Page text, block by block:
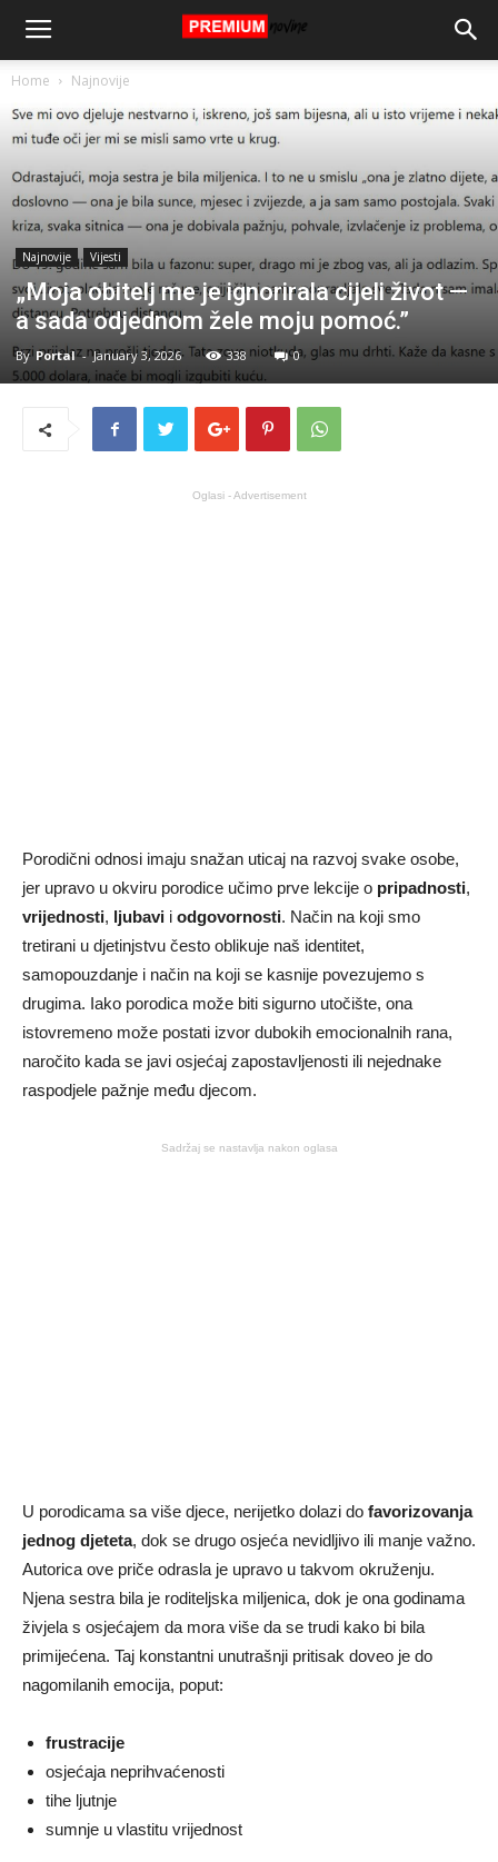
Home Najnovije
Najnovije Vijesti
„Moja obitelj me je ignorirala cijeli život —
a sada odjednom žele moju pomoć.”
By Portal - January 3, 2026 338 0
Oglasi - Advertisement
Porodični odnosi imaju snažan uticaj na razvoj svake osobe,
jer upravo u okviru porodice učimo prve lekcije o pripadnosti,
vrijednosti, ljubavi i odgovornosti. Način na koji smo
tretirani u djetinjstvu često oblikuje naš identitet,
samopouzdanje i način na koji se kasnije povezujemo s
drugima. Iako porodica može biti sigurno utočište, ona
istovremeno može postati izvor dubokih emocionalnih rana,
naročito kada se javi osjećaj zapostavljenosti ili nejednake
raspodjele pažnje među djecom.
Sadržaj se nastavlja nakon oglasa
U porodicama sa više djece, nerijetko dolazi do favorizovanja
jednog djeteta, dok se drugo osjeća nevidljivo ili manje važno.
Autorica ove priče odrasla je upravo u takvom okruženju.
Njena sestra bila je roditeljska miljenica, dok je ona godinama
živjela s osjećajem da mora više da se trudi kako bi bila
primijećena. Taj konstantni unutrašnji pritisak doveo je do
nagomilanih emocija, poput:
frustracije
osjećaja neprihvaćenosti
tihe ljutnje
sumnje u vlastitu vrijednost